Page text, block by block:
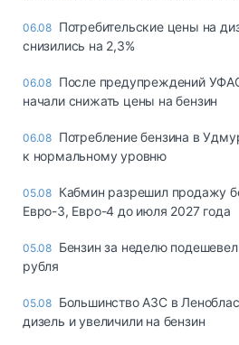
06.08 Потребительские цены на
снизились на 2,3%
06.08 После предупреждений
начали снижать цены на бензин
06.08 Потребление бензина в
к нормальному уровню
05.08 Кабмин разрешил продажу
Евро-3, Евро-4 до июля 2027 года
05.08 Бензин за неделю
рубля
05.08 Большинство АЗС в
дизель и увеличили на бензин